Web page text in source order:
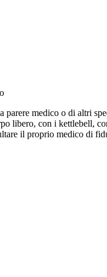
medico o di altri
libero, con i kettlebell,
il proprio medico di